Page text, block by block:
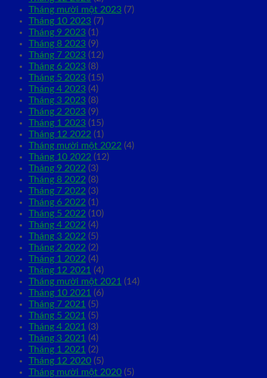
Tháng mười một 2023 (7)
Tháng 10 2023 (7)
Tháng 9 2023 (1)
Tháng 8 2023 (9)
Tháng 7 2023 (12)
Tháng 6 2023 (8)
Tháng 5 2023 (15)
Tháng 4 2023 (4)
Tháng 3 2023 (8)
Tháng 2 2023 (9)
Tháng 1 2023 (15)
Tháng 12 2022 (1)
Tháng mười một 2022 (4)
Tháng 10 2022 (12)
Tháng 9 2022 (3)
Tháng 8 2022 (8)
Tháng 7 2022 (3)
Tháng 6 2022 (1)
Tháng 5 2022 (10)
Tháng 4 2022 (4)
Tháng 3 2022 (5)
Tháng 2 2022 (2)
Tháng 1 2022 (4)
Tháng 12 2021 (4)
Tháng mười một 2021 (14)
Tháng 10 2021 (6)
Tháng 7 2021 (5)
Tháng 5 2021 (5)
Tháng 4 2021 (3)
Tháng 3 2021 (4)
Tháng 1 2021 (2)
Tháng 12 2020 (5)
Tháng mười một 2020 (5)